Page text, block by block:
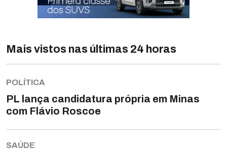
Mais vistos nas últimas 24 horas
POLÍTICA
PL lança candidatura própria em Minas
com Flávio Roscoe
SAÚDE